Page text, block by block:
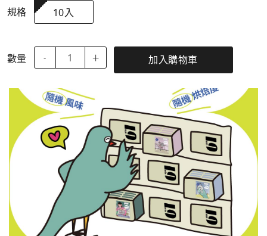
規格 10入
數量 - ＋ 加入購物車